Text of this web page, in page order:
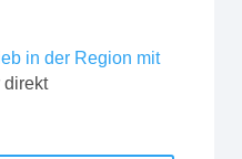
in der Region mit
direkt